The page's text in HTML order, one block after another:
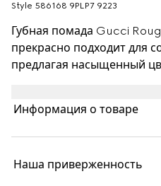
Style ‎586168 9PLP7 9223
Губная помада Gucci
прекрасно подходит для
предлагая насыщенный
комфорт. Легкая и
выгравированным узором
Информация о товаре
Наша приверженность